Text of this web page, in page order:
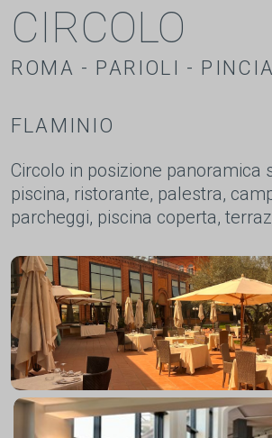
CIRCOLO
ROMA - PARIOLI -
FLAMINIO
Circolo in posizione panoramica
piscina, ristorante, palestra,
parcheggi, piscina coperta,